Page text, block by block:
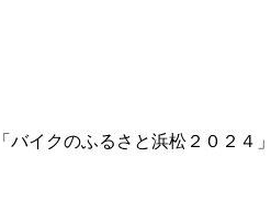
バイクのふるさと浜松２０２